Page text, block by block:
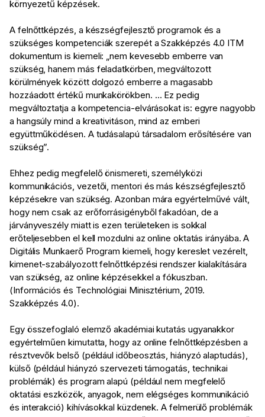
környezetű képzések.
A felnőttképzés, a készségfejlesztő programok és a
szükséges kompetenciák szerepét a Szakképzés 4.0 ITM
dokumentum is kiemeli: „nem kevesebb emberre van
szükség, hanem más feladatkörben, megváltozott
körülmények között dolgozó emberre a magasabb
hozzáadott értékű munkakörökben. … Ez pedig
megváltoztatja a kompetencia-elvárásokat is: egyre nagyobb
a hangsúly mind a kreativitáson, mind az emberi
együttműködésen. A tudásalapú társadalom erősítésére van
szükség”.
Ehhez pedig megfelelő önismereti, személyközi
kommunikációs, vezetői, mentori és más készségfejlesztő
képzésekre van szükség. Azonban mára egyértelművé vált,
hogy nem csak az erőforrásigényből fakadóan, de a
járványveszély miatt is ezen területeken is sokkal
erőteljesebben el kell mozdulni az online oktatás irányába. A
Digitális Munkaerő Program kiemeli, hogy kereslet vezérelt,
kimenet-szabályozott felnőttképzési rendszer kialakítására
van szükség, az online képzésekkel a fókuszban.
(Információs és Technológiai Minisztérium, 2019.
Szakképzés 4.0).
Egy összefoglaló elemző akadémiai kutatás ugyanakkor
egyértelműen kimutatta, hogy az online felnőttképzésben a
résztvevők belső (például időbeosztás, hiányzó alaptudás),
külső (például hiányzó szervezeti támogatás, technikai
problémák) és program alapú (például nem megfelelő
oktatási eszközök, anyagok, nem elégséges kommunikáció
és interakció) kihívásokkal küzdenek. A felmerülő problémák